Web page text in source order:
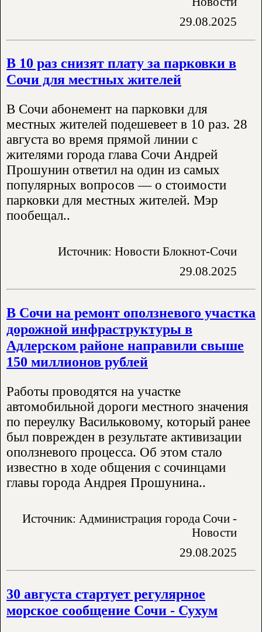
29.08.2025
В 10 раз снизят плату за парковки в
Сочи для местных жителей
В Сочи абонемент на парковки для
местных жителей подешевеет в 10 раз. 28
августа во время прямой линии с
жителями города глава Сочи Андрей
Прошунин ответил на один из самых
популярных вопросов — о стоимости
парковки для местных жителей. Мэр
пообещал..
Источник: Новости Блокнот-Сочи
29.08.2025
В Сочи на ремонт оползневого участка
дорожной инфраструктуры в
Адлерском районе направили свыше
150 миллионов рублей
Работы проводятся на участке
автомобильной дороги местного значения
по переулку Васильковому, который ранее
был поврежден в результате активизации
оползневого процесса. Об этом стало
известно в ходе общения с сочинцами
главы города Андрея Прошунина..
Источник: Администрация города Сочи -
Новости
29.08.2025
30 августа стартует регулярное
морское сообщение Сочи - Сухум